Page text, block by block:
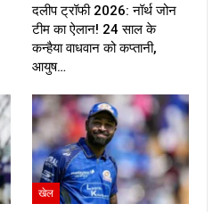
दलीप ट्रॉफी 2026: नॉर्थ जोन
टीम का ऐलान! 24 साल के
कन्हैया वाधवान को कप्तानी,
आयुष…
खेल